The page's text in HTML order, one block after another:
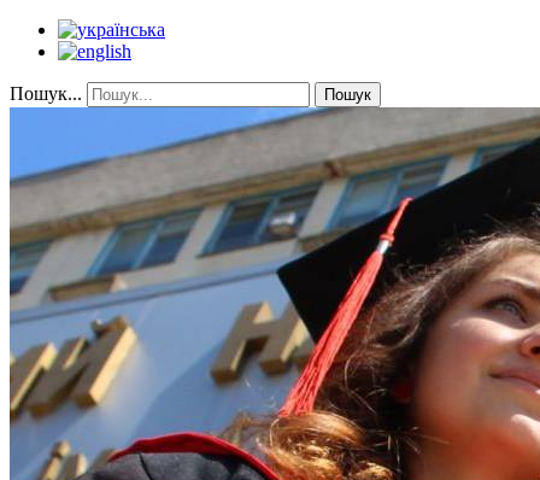
Пошук... Пошук